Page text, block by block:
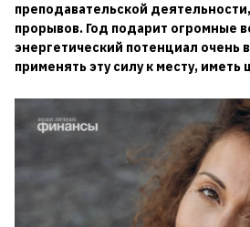
преподавательской
прорывов. Год подарит огромные
энергетический потенциал очень
применять эту силу к месту, иметь